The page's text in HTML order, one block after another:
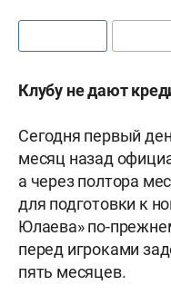
Клубу не дают
Сегодня первый
месяц назад
а через полтора
для подготовки к
Юлаева» по-
перед игроками
пять месяцев.